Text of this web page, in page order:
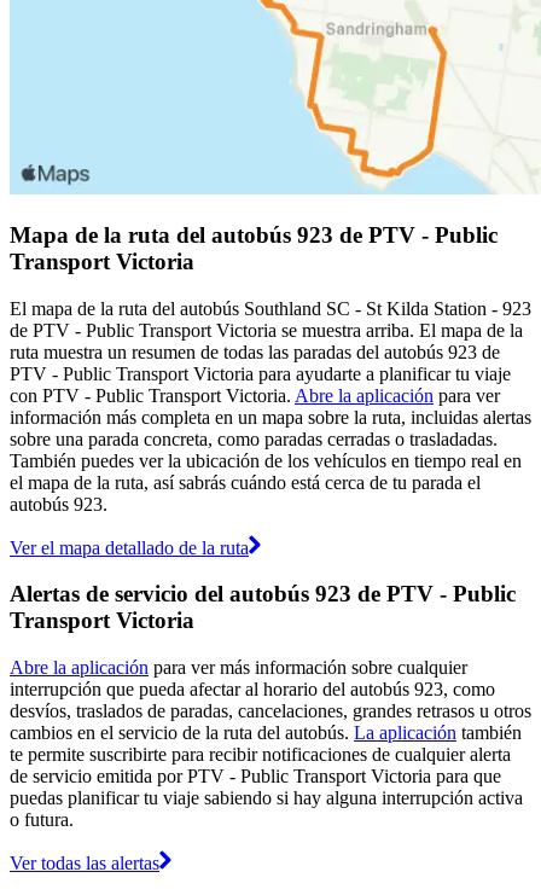
Mapa de la ruta del autobús 923 de PTV - Public
Transport Victoria
El mapa de la ruta del autobús Southland SC - St Kilda Station - 923
de PTV - Public Transport Victoria se muestra arriba. El mapa de la
ruta muestra un resumen de todas las paradas del autobús 923 de
PTV - Public Transport Victoria para ayudarte a planificar tu viaje
con PTV - Public Transport Victoria. Abre la aplicación para ver
información más completa en un mapa sobre la ruta, incluidas alertas
sobre una parada concreta, como paradas cerradas o trasladadas.
También puedes ver la ubicación de los vehículos en tiempo real en
el mapa de la ruta, así sabrás cuándo está cerca de tu parada el
autobús 923.
Ver el mapa detallado de la ruta
Alertas de servicio del autobús 923 de PTV - Public
Transport Victoria
Abre la aplicación para ver más información sobre cualquier
interrupción que pueda afectar al horario del autobús 923, como
desvíos, traslados de paradas, cancelaciones, grandes retrasos u otros
cambios en el servicio de la ruta del autobús. La aplicación también
te permite suscribirte para recibir notificaciones de cualquier alerta
de servicio emitida por PTV - Public Transport Victoria para que
puedas planificar tu viaje sabiendo si hay alguna interrupción activa
o futura.
Ver todas las alertas